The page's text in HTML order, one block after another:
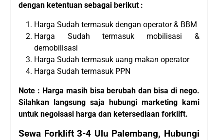
dengan ketentuan sebagai berikut :
Harga Sudah termasuk dengan operator & BBM
Harga Sudah termasuk mobilisasi &
demobilisasi
Harga Sudah termasuk uang makan operator
Harga Sudah termasuk PPN
Note : Harga masih bisa berubah dan bisa di nego.
Silahkan langsung saja hubungi marketing kami
untuk negoisasi harga dan ketersediaan forklift.
Sewa Forklift 3-4 Ulu Palembang, Hubungi